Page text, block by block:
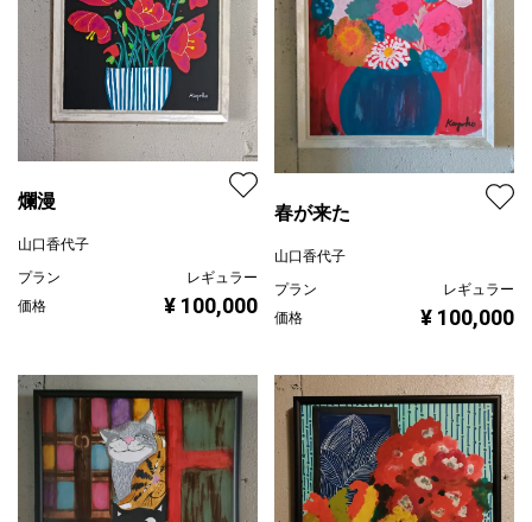
爛漫
山口香代子
プラン
レギュラー
価格
¥ 100,000
春が来た
山口香代子
プラン
レギュラー
価格
¥ 100,000